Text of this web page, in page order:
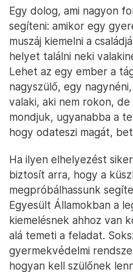
Egy dolog, ami nagyon
segíteni: amikor egy
muszáj kiemelni a
helyet találni neki
Lehet az egy ember a
nagyszülő, egy
valaki, aki nem rokon,
mondjuk, ugyanabba a
hogy odateszi magát,
Ha ilyen elhelyezést
biztosít arra, hogy a
megpróbálhassunk
Egyesült Államokban a
kiemelésnek ahhoz van
alá temeti a feladat.
gyermekvédelmi
hogyan kell szülőnek